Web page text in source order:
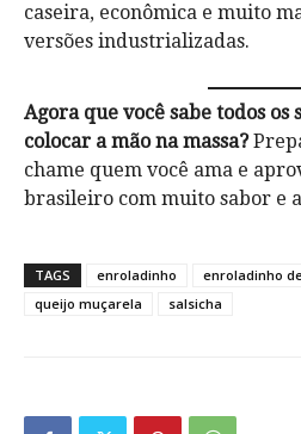
caseira, econômica e muito
versões industrializadas.
Agora que você sabe todos os
colocar a mão na massa?
chame quem você ama e
brasileiro com muito sabor e
TAGS enroladinho enroladinho
queijo muçarela
salsicha